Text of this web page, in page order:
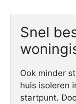
Snel
Ook minder
huis isoleren
startpunt.